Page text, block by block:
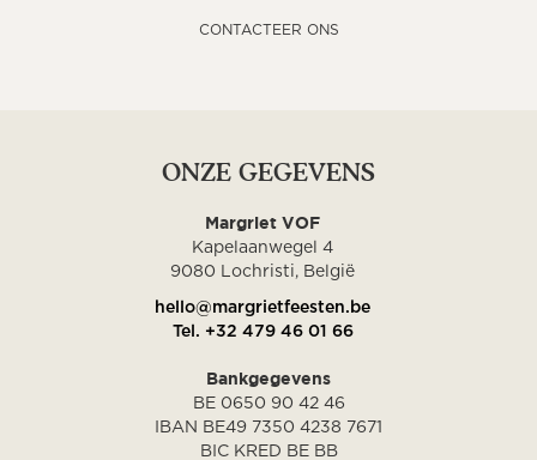
CONTACTEER ONS
ONZE GEGEVENS
Margriet VOF
Kapelaanwegel 4
9080 Lochristi, België
hello@margrietfeesten.be
Tel. +32 479 46 01 66
Bankgegevens
BE 0650 90 42 46
IBAN BE49 7350 4238 7671
BIC KRED BE BB